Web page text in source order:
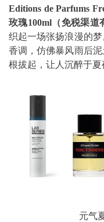
Editions de Parfums
玫瑰100ml（免税渠道
织起一场张扬浪漫的
香调，仿佛暴风雨后
根拔起，让人沉醉于夏
元气